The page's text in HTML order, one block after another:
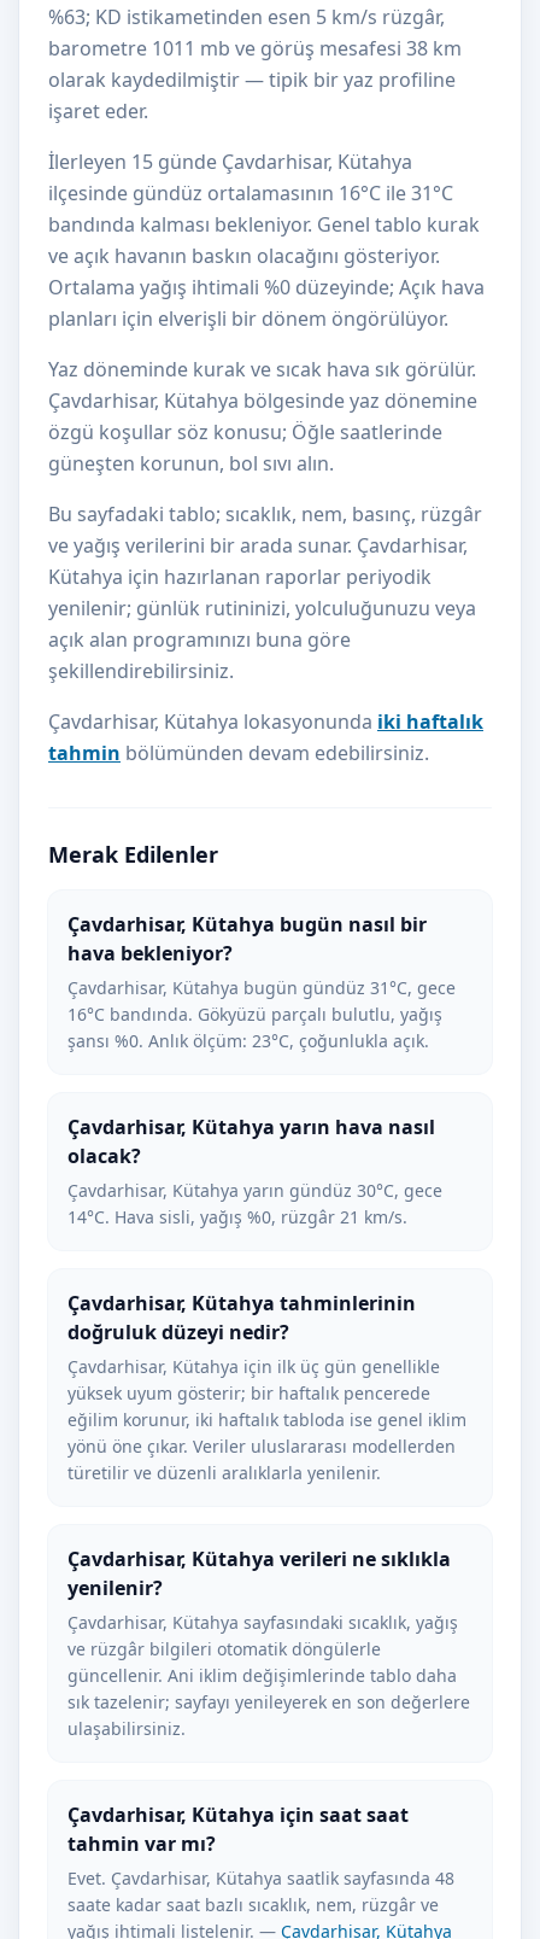
%63; KD istikametinden esen 5 km/s rüzgâr,
barometre 1011 mb ve görüş mesafesi 38 km
olarak kaydedilmiştir — tipik bir yaz profiline
işaret eder.
İlerleyen 15 günde Çavdarhisar, Kütahya
ilçesinde gündüz ortalamasının 16°C ile 31°C
bandında kalması bekleniyor. Genel tablo kurak
ve açık havanın baskın olacağını gösteriyor.
Ortalama yağış ihtimali %0 düzeyinde; Açık hava
planları için elverişli bir dönem öngörülüyor.
Yaz döneminde kurak ve sıcak hava sık görülür.
Çavdarhisar, Kütahya bölgesinde yaz dönemine
özgü koşullar söz konusu; Öğle saatlerinde
güneşten korunun, bol sıvı alın.
Bu sayfadaki tablo; sıcaklık, nem, basınç, rüzgâr
ve yağış verilerini bir arada sunar. Çavdarhisar,
Kütahya için hazırlanan raporlar periyodik
yenilenir; günlük rutininizi, yolculuğunuzu veya
açık alan programınızı buna göre
şekillendirebilirsiniz.
Çavdarhisar, Kütahya lokasyonunda iki haftalık
tahmin bölümünden devam edebilirsiniz.
Merak Edilenler
Çavdarhisar, Kütahya bugün nasıl bir
hava bekleniyor?
Çavdarhisar, Kütahya bugün gündüz 31°C, gece
16°C bandında. Gökyüzü parçalı bulutlu, yağış
şansı %0. Anlık ölçüm: 23°C, çoğunlukla açık.
Çavdarhisar, Kütahya yarın hava nasıl
olacak?
Çavdarhisar, Kütahya yarın gündüz 30°C, gece
14°C. Hava sisli, yağış %0, rüzgâr 21 km/s.
Çavdarhisar, Kütahya tahminlerinin
doğruluk düzeyi nedir?
Çavdarhisar, Kütahya için ilk üç gün genellikle
yüksek uyum gösterir; bir haftalık pencerede
eğilim korunur, iki haftalık tabloda ise genel iklim
yönü öne çıkar. Veriler uluslararası modellerden
türetilir ve düzenli aralıklarla yenilenir.
Çavdarhisar, Kütahya verileri ne sıklıkla
yenilenir?
Çavdarhisar, Kütahya sayfasındaki sıcaklık, yağış
ve rüzgâr bilgileri otomatik döngülerle
güncellenir. Ani iklim değişimlerinde tablo daha
sık tazelenir; sayfayı yenileyerek en son değerlere
ulaşabilirsiniz.
Çavdarhisar, Kütahya için saat saat
tahmin var mı?
Evet. Çavdarhisar, Kütahya saatlik sayfasında 48
saate kadar saat bazlı sıcaklık, nem, rüzgâr ve
yağış ihtimali listelenir. — Çavdarhisar, Kütahya